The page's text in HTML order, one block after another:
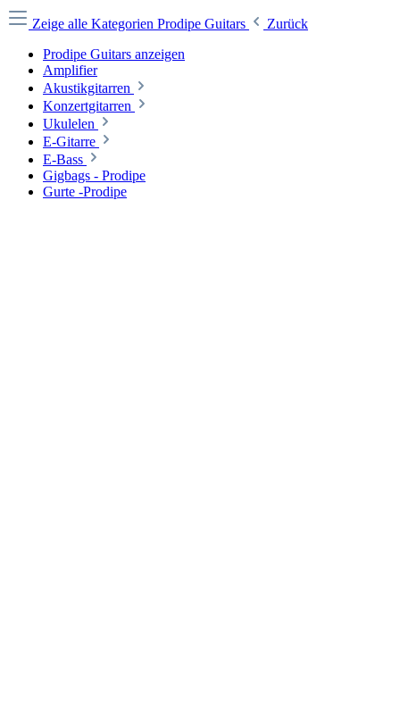
Zeige alle Kategorien Prodipe Guitars
Zurück
Prodipe Guitars anzeigen
Amplifier
Akustikgitarren
Konzertgitarren
Ukulelen
E-Gitarre
E-Bass
Gigbags - Prodipe
Gurte -Prodipe